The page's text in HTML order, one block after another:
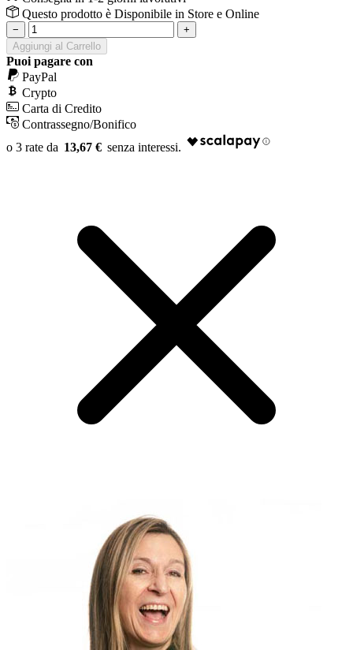
Questo prodotto è Disponibile in Store e Online
−
+
Aggiungi al Carrello
Puoi pagare con
PayPal
Crypto
Carta di Credito
Contrassegno/Bonifico
13,67 €